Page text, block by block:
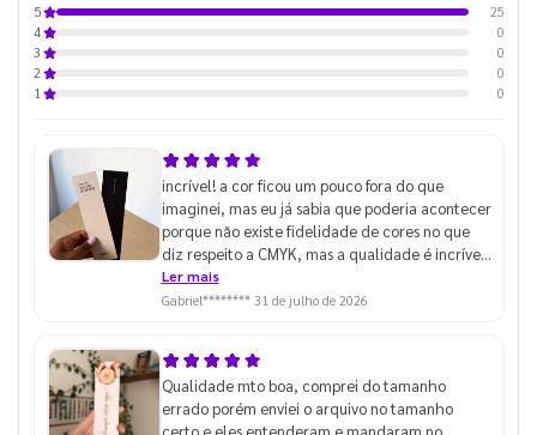
5
25
4
0
3
0
2
0
1
0
incrível! a cor ficou um pouco fora do que
imaginei, mas eu já sabia que poderia acontecer
porque não existe fidelidade de cores no que
diz respeito a CMYK, mas a qualidade é incrível
como sempre
Ler mais
Gabriel******** 31 de julho de 2026
Qualidade mto boa, comprei do tamanho
errado porém enviei o arquivo no tamanho
certo e eles entenderam e mandaram no